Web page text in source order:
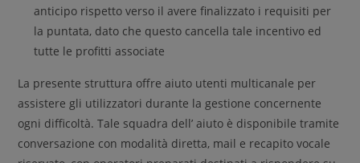
anticipo rispetto verso il avere finalizzato i requisiti per
la puntata, dato che questo cancella tale incentivo ed
tutte le profitti associate
La presente struttura offre aiuto utenti multicanale per
assistere gli utilizzatori durante la gestione concernente
ogni difficoltà. Tale squadra dell’ aiuto è disponibile tramite
conversazione con modalità diretta, mail e recapito vocale